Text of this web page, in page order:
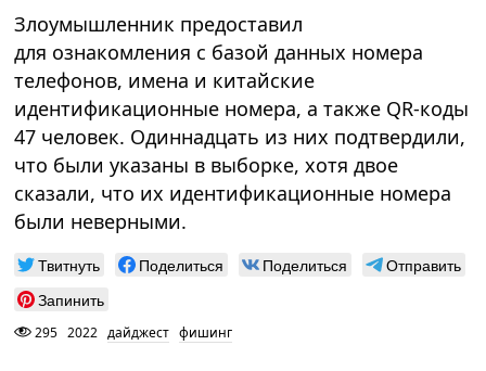
Злоумышленник предоставил
для ознакомления с базой данных номера
телефонов, имена и китайские
идентификационные номера, а также QR-коды
47 человек. Одиннадцать из них подтвердили,
что были указаны в выборке, хотя двое
сказали, что их идентификационные номера
были неверными.
Твитнуть Поделиться Поделиться
Отправить
Запинить
295 2022 дайджест фишинг